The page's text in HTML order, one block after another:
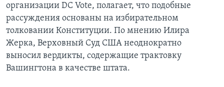
организации DC Vote, полагает, что подобные
рассуждения основаны на избирательном
толковании Конституции. По мнению Илира
Жерка, Верховный Суд США неоднократно
выносил вердикты, содержащие трактовку
Вашингтона в качестве штата.